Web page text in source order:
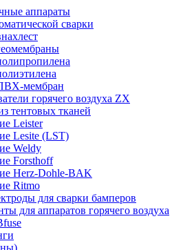
аппараты
сварки
мембран
горячего воздуха ZX
тентовых тканей
Leister
Lesite (LST)
Weldy
Forsthoff
Herz-Dohle-BAK
Ritmo
для сварки бамперов
для аппаратов горячего воздуха